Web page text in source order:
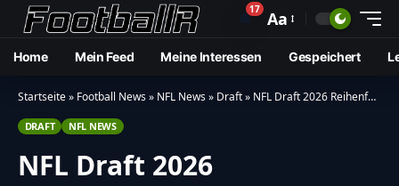
🔔17 Aa
Home Mein Feed Meine Interessen Gespeichert
Startseite» Football News» NFL News» Draft» NFL Draft 2026 Reihenfolge – Raiders sichern sich den Nr.-1 Pick
DRAFT NFL NEWS
NFL Draft 2026